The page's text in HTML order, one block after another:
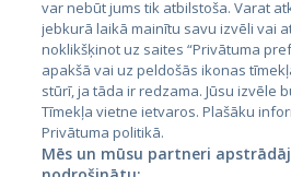
var nebūt jums tik atbilstoša. Varat
jebkurā laikā mainītu savu izvēli vai
noklikšķinot uz saites “Privātuma
apakšā vai uz peldošās ikonas
stūrī, ja tāda ir redzama. Jūsu izvēle
Tīmekļa vietne ietvaros. Plašāku
Privātuma politikā.
Mēs un mūsu partneri